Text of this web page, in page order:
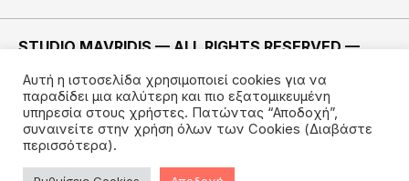
STUDIO MAVRIDIS — ALL RIGHTS RESERVED —
ΚΑΤΑΣΚΕΥΗ —IMODE
Αυτή η ιστοσελίδα χρησιμοποιεί cookies για να
παραδίδει μια καλύτερη και πιο εξατομικευμένη
υπηρεσία στους χρήστες. Πατώντας “Αποδοχή”,
συναινείτε στην χρήση όλων των Cookies (Διαβάστε
περισσότερα).